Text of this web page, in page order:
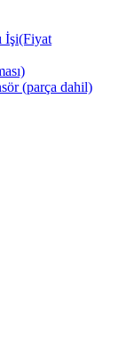
İşi(Fiyat
(parça dahil)